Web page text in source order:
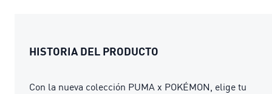
HISTORIA DEL PRODUCTO
Con la nueva colección PUMA x POKÉMON, elige tu